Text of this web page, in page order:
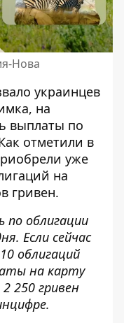
Нова
украинцев
на
выплаты по
отметили в
уже
на
гривен.
по облигации
Если сейчас
облигаций
на карту
250 гривен